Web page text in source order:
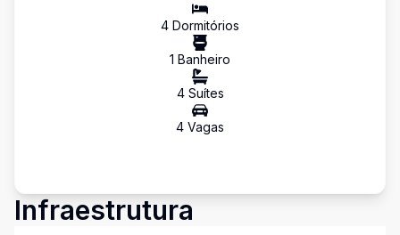
4 Dormitórios
1 Banheiro
4Suítes
4 Vagas
Infraestrutura